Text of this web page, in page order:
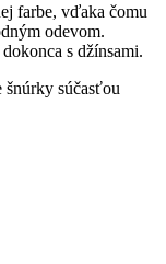
farbe, vďaka čomu
odevom.
s džínsami.
súčasťou